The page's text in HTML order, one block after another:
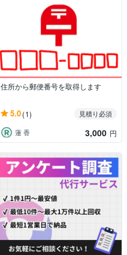
住所から郵便番号を取得します
5.0(1)
見積り必須
蓮 香
3,000 円